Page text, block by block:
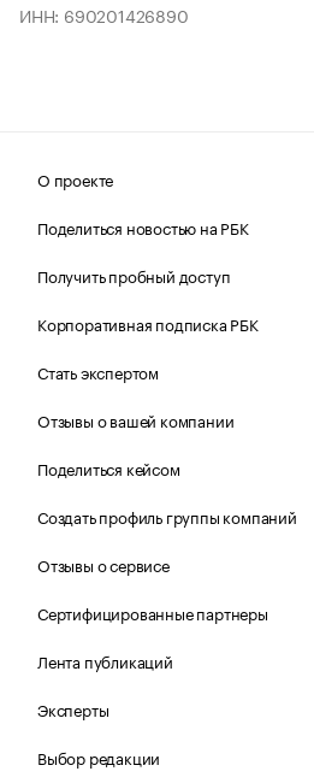
ИНН: 690201426890
О проекте
Поделиться новостью на РБК
Получить пробный доступ
Корпоративная подписка РБК
Стать экспертом
Отзывы о вашей компании
Поделиться кейсом
Создать профиль группы компаний
Отзывы о сервисе
Сертифицированные партнеры
Лента публикаций
Эксперты
Выбор редакции